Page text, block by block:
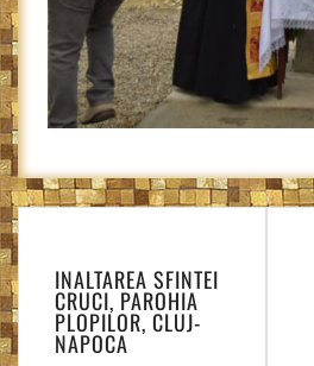
Navigare
în
articole
INALTAREA SFINTEI
CRUCI, PAROHIA
PLOPILOR, CLUJ-
NAPOCA